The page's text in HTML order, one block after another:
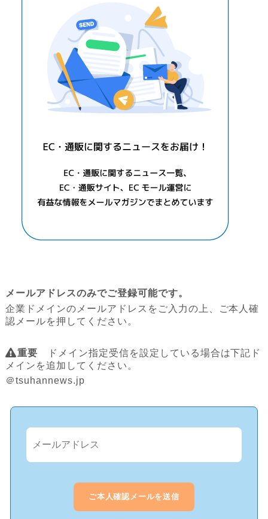
メールアドレスのみでご登録可能です。
企業ドメインのメールアドレスをご入力の上、ご本人確
認メールを押してください。
重要 ドメイン指定受信を設定している場合は下記ド
メインを追加してください。
＠tsuhannews.jp